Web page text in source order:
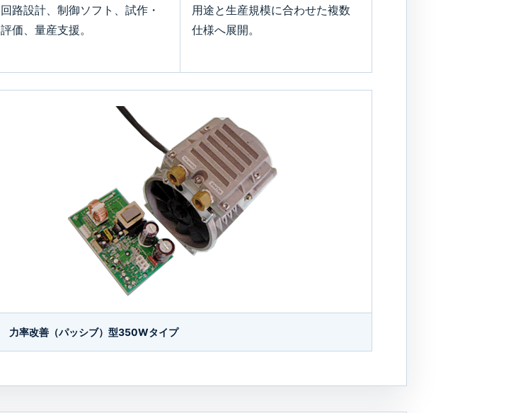
回路設計、制御ソフト、試作・
評価、量産支援。
用途と生産規模に合わせた複数
仕様へ展開。
力率改善（パッシブ）型350Wタイプ